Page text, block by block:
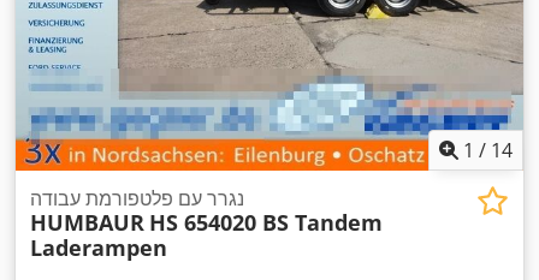
1 / 14
נגרר עם פלטפורמת עבודה
HUMBAUR HS 654020 BS Tandem
Laderampen